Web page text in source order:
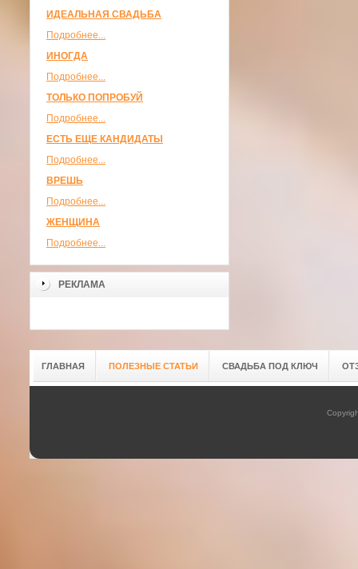
ИДЕАЛЬНАЯ СВАДЬБА
Подробнее...
ИНОГДА
Подробнее...
ТОЛЬКО ПОПРОБУЙ
Подробнее...
ЕСТЬ ЕЩЕ КАНДИДАТЫ
Подробнее...
ВРЕШЬ
Подробнее...
ЖЕНЩИНА
Подробнее...
РЕКЛАМА
ГЛАВНАЯ ПОЛЕЗНЫЕ СТАТЬИ СВАДЬБА ПОД КЛЮЧ